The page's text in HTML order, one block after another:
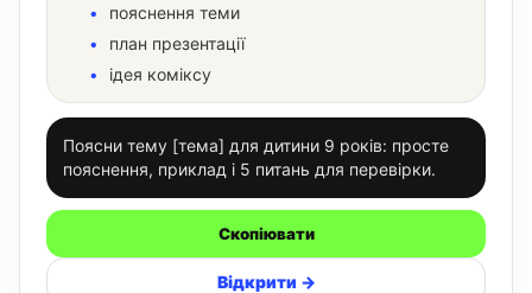
пояснення теми
план презентації
ідея коміксу
Поясни тему [тема] для дитини 9 років: просте
пояснення, приклад і 5 питань для перевірки.
Скопіювати
Відкрити →